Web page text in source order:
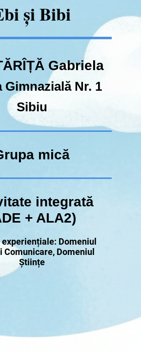
și Bibi
Gabriela
Gimnazială Nr. 1
Sibiu
mică
integrată
+ ALA2)
experiențiale: Domeniul
Comunicare, Domeniul
Științe